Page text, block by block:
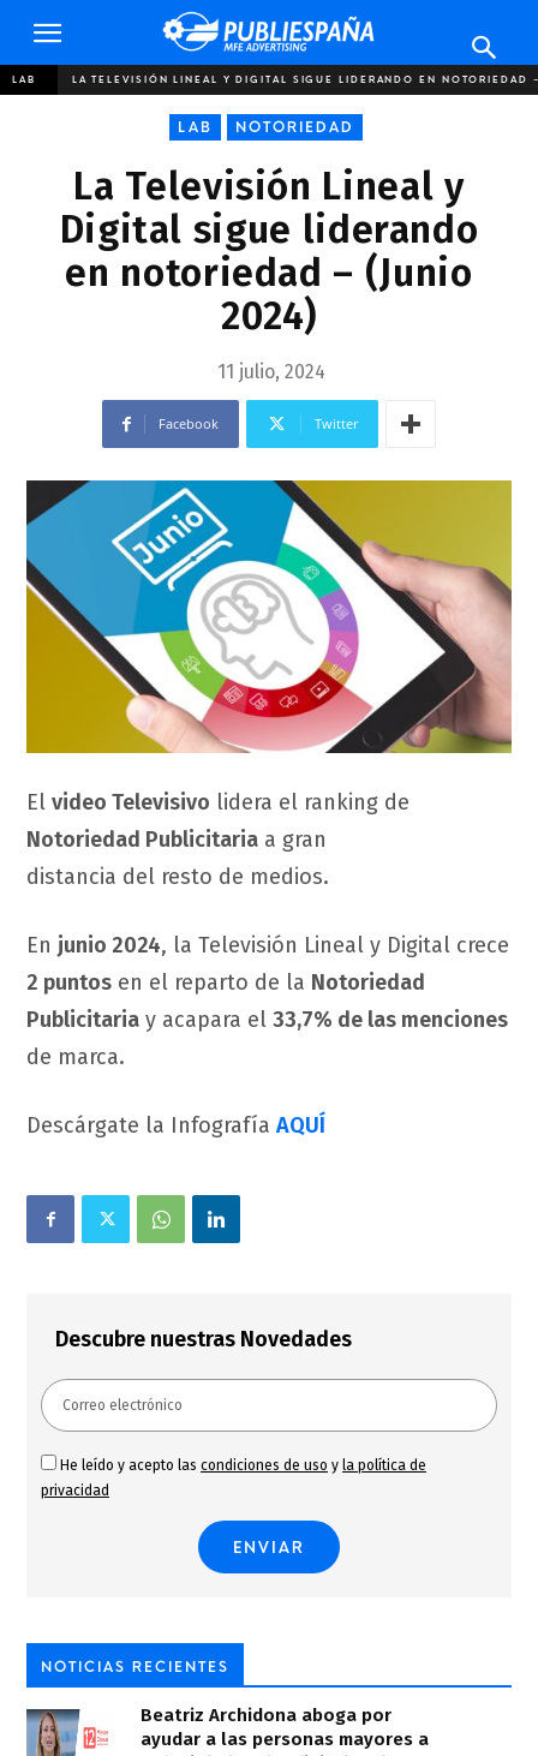
Publiespaña
LAB LA TELEVISIÓN LINEAL Y DIGITAL SIGUE LIDERANDO EN
LAB NOTORIEDAD
La Televisión Lineal y
Digital sigue liderando
en notoriedad – (Junio
2024)
11 julio, 2024
Facebook Twitter
El video Televisivo lidera el ranking de
Notoriedad Publicitaria a gran
distancia del resto de medios.
En junio 2024, la Televisión Lineal y Digital crece
2 puntos en el reparto de la Notoriedad
Publicitaria y acapara el 33,7% de las menciones
de marca.
Descárgate la Infografía AQUÍ
Descubre nuestras Novedades
He leído y acepto las condiciones de uso y la política de
privacidad
NOTICIAS RECIENTES
Beatriz Archidona aboga por
ayudar a las personas mayores a